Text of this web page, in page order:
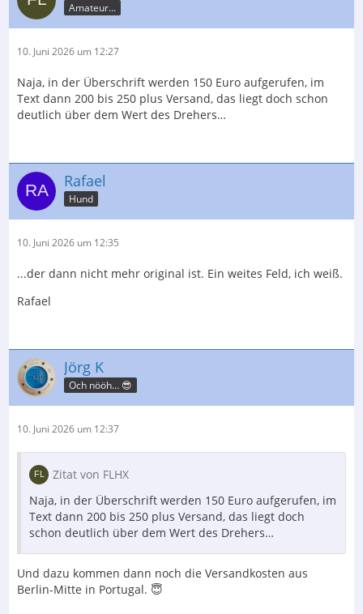
Amateur...
10. Juni 2026 um 12:27
Naja, in der Überschrift werden 150 Euro aufgerufen, im
Text dann 200 bis 250 plus Versand, das liegt doch schon
deutlich über dem Wert des Drehers…
Rafael
Hund
10. Juni 2026 um 12:35
...der dann nicht mehr original ist. Ein weites Feld, ich weiß.
Rafael
Jörg K
Och nööh… 😎
10. Juni 2026 um 12:37
Zitat von FLHX
Naja, in der Überschrift werden 150 Euro aufgerufen, im
Text dann 200 bis 250 plus Versand, das liegt doch
schon deutlich über dem Wert des Drehers…
Und dazu kommen dann noch die Versandkosten aus
Berlin-Mitte in Portugal. 😇